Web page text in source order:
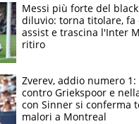
Messi più forte del
diluvio: torna titolare, fa
assist e trascina l'Inter
ritiro
Zverev, addio numero 1:
contro Griekspoor e
con Sinner si conferma
malori a Montreal